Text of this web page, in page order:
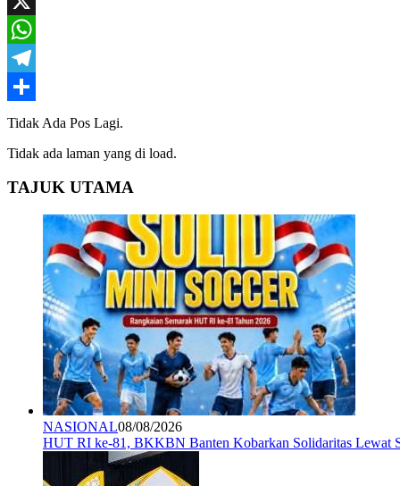
X
WhatsApp
Telegram
Share
Tidak Ada Pos Lagi.
Tidak ada laman yang di load.
TAJUK UTAMA
NASIONAL08/08/2026
HUT RI ke-81, BKKBN Banten Kobarkan Solidaritas Lewat